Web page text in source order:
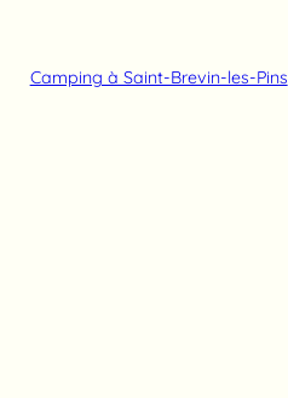
Camping à Saint-Brevin-les-Pins